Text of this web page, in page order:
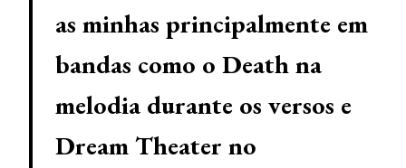
as minhas principalmente em
bandas como o Death na
melodia durante os versos e
Dream Theater no